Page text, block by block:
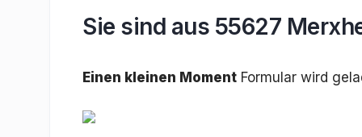
Sie sind aus 55627
Einen kleinen Moment Formular wird